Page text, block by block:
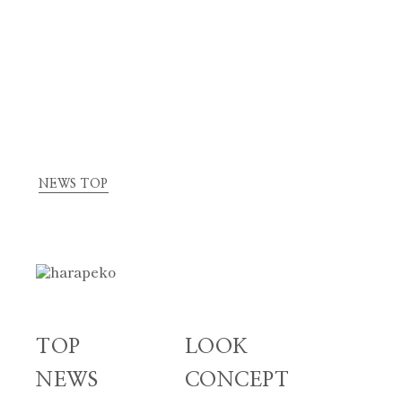
NEWS TOP
TOP
LOOK
NEWS
CONCEPT